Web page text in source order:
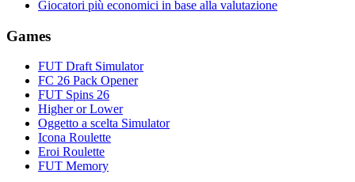
Giocatori più economici in base alla valutazione
Games
FUT Draft Simulator
FC 26 Pack Opener
FUT Spins 26
Higher or Lower
Oggetto a scelta Simulator
Icona Roulette
Eroi Roulette
FUT Memory